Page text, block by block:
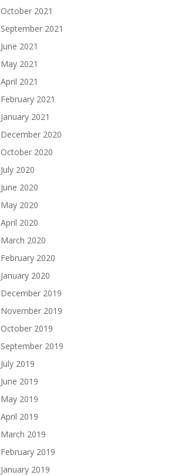
October 2021
September 2021
June 2021
May 2021
April 2021
February 2021
January 2021
December 2020
October 2020
July 2020
June 2020
May 2020
April 2020
March 2020
February 2020
January 2020
December 2019
November 2019
October 2019
September 2019
July 2019
June 2019
May 2019
April 2019
March 2019
February 2019
January 2019